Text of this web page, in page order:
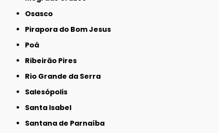
Osasco
Pirapora do Bom Jesus
Poá
Ribeirão Pires
Rio Grande da Serra
Salesópolis
Santa Isabel
Santana de Parnaíba